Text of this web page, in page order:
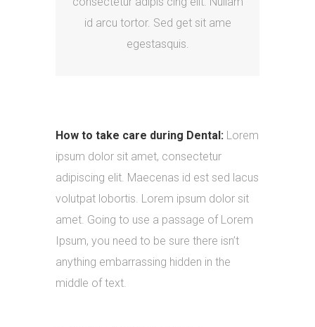
id arcu tortor. Sed get sit ame
egestasquis.
How to take care during Dental: Lorem
ipsum dolor sit amet, consectetur
adipiscing elit. Maecenas id est sed lacus
volutpat lobortis. Lorem ipsum dolor sit
amet. Going to use a passage of Lorem
Ipsum, you need to be sure there isn’t
anything embarrassing hidden in the
middle of text.